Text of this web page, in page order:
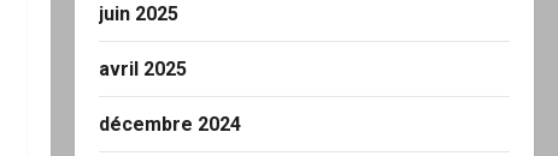
juin 2025
avril 2025
décembre 2024